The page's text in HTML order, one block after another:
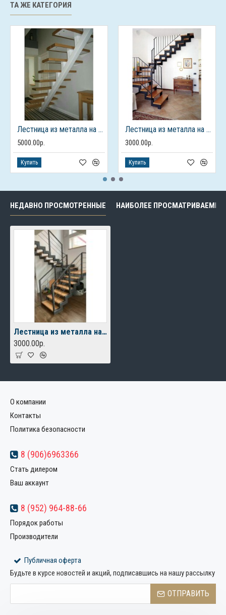
ТА ЖЕ КАТЕГОРИЯ
Лестница из металла на 2 этаж
5000.00р.
Купить
Лестница из металла на 2 этаж
3000.00р.
Купить
НЕДАВНО ПРОСМОТРЕННЫЕ НАИБОЛЕЕ ПРОСМАТРИВАЕМЫЕ
Лестница из металла на 2 этаж
3000.00р.
О компании
Контакты
Политика безопасности
8 (906)6963366
Стать дилером
Ваш аккаунт
8 (952) 964-88-66
Порядок работы
Производители
Публичная оферта
Будьте в курсе новостей и акций, подписавшись на нашу рассылку
ОТПРАВИТЬ